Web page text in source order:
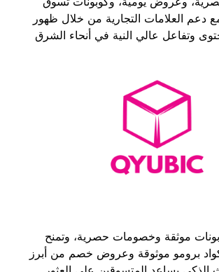
مع دعم العلامات التجارية من خلال ظهور
وتفاعل عالي النية في أنحاء الشرق
موثقة وخصومات حصرية، وتمنح
برومو موثوقة وعروض خصم من أبرز